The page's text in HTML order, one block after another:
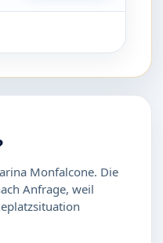
Monfalcone. Die
Anfrage, weil